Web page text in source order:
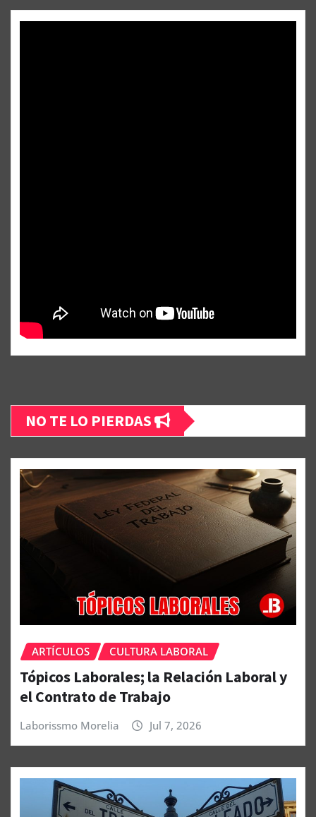
NO TE LO PIERDAS
ARTÍCULOS CULTURA LABORAL
Tópicos Laborales; la Relación Laboral y
el Contrato de Trabajo
Laborissmo Morelia Jul 7, 2026